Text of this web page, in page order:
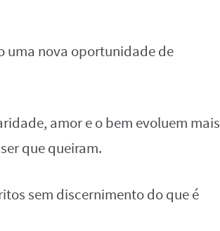
uma nova oportunidade de
amor e o bem evoluem mais
que queiram.
sem discernimento do que é